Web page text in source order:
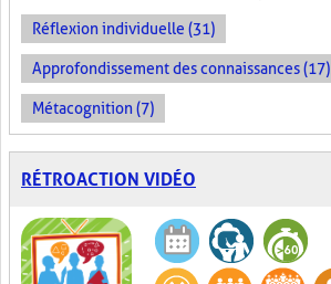
Réflexion individuelle (31)
Approfondissement des connaissances (17)
Métacognition (7)
RÉTROACTION VIDÉO